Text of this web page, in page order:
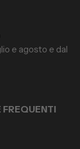
e agosto e dal
FREQUENTI